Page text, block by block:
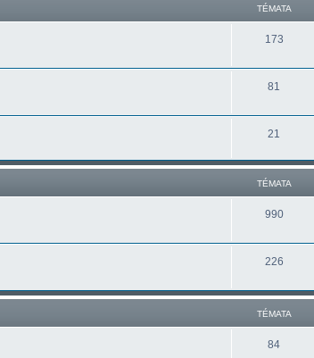
TÉMATA
173
81
21
TÉMATA
990
226
TÉMATA
84